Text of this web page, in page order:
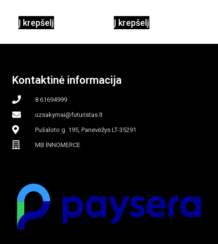
garinamasis,
apšvietimas
Į krepšelį Į krepšelį
Kontaktinė informacija
8 61694999
uzsakymai@futuristas.lt
Pušaloto g. 195, Panevėžys LT-35291
MB INNOMERCE